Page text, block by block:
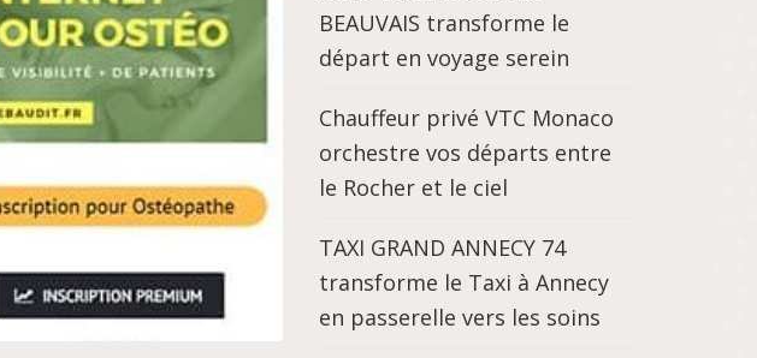
BEAUVAIS transforme le
départ en voyage serein
Chauffeur privé VTC Monaco
orchestre vos départs entre
le Rocher et le ciel
TAXI GRAND ANNECY 74
transforme le Taxi à Annecy
en passerelle vers les soins